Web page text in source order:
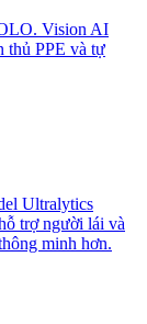
Vision AI
thủ PPE và tự
Ultralytics
trợ người lái và
minh hơn.